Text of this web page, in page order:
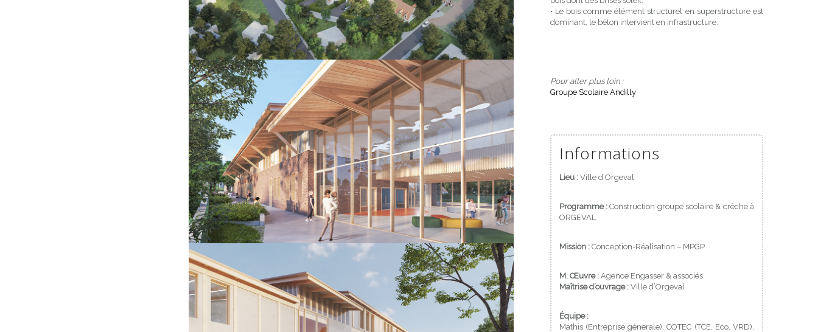
• Le bois comme élément structurel en superstructure est
dominant, le béton intervient en infrastructure.
Pour aller plus loin :
Groupe Scolaire Andilly
Informations
Lieu : Ville d’Orgeval
Programme :Construction groupe scolaire & crèche à
ORGEVAL
Mission : Conception-Réalisation – MPGP
M. Œuvre :Agence Engasser & associés
Maîtrise d’ouvrage : Ville d’Orgeval
Équipe :
Mathis (Entreprise génerale), COTEC (TCE, Eco, VRD),